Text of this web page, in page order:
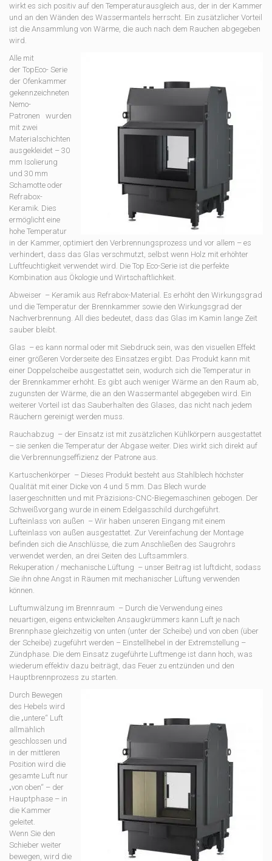
wirkt es sich positiv auf den Temperaturausgleich aus, der in der Kammer
und an den Wänden des Wassermantels herrscht. Ein zusätzlicher Vorteil
ist die Ansammlung von Wärme, die auch nach dem Rauchen abgegeben
wird.
Alle mit
der TopEco- Serie
der Ofenkammer
gekennzeichneten
Nemo-
Patronen wurden
mit zwei
Materialschichten
ausgekleidet – 30
mm Isolierung
und 30 mm
Schamotte oder
Refrabox-
Keramik. Dies
ermöglicht eine
hohe Temperatur
in der Kammer, optimiert den Verbrennungsprozess und vor allem – es
verhindert, dass das Glas verschmutzt, selbst wenn Holz mit erhöhter
Luftfeuchtigkeit verwendet wird. Die Top Eco-Serie ist die perfekte
Kombination aus Ökologie und Wirtschaftlichkeit.
Abweiser – Keramik aus Refrabox-Material. Es erhöht den Wirkungsgrad
und die Temperatur der Brennkammer sowie den Wirkungsgrad der
Nachverbrennung. All dies bedeutet, dass das Glas im Kamin lange Zeit
sauber bleibt.
Glas – es kann normal oder mit Siebdruck sein, was den visuellen Effekt
einer größeren Vorderseite des Einsatzes ergibt. Das Produkt kann mit
einer Doppelscheibe ausgestattet sein, wodurch sich die Temperatur in
der Brennkammer erhöht. Es gibt auch weniger Wärme an den Raum ab,
zugunsten der Wärme, die an den Wassermantel abgegeben wird. Ein
weiterer Vorteil ist das Sauberhalten des Glases, das nicht nach jedem
Räuchern gereinigt werden muss.
Rauchabzug – der Einsatz ist mit zusätzlichen Kühlkörpern ausgestattet
– sie senken die Temperatur der Abgase weiter. Dies wirkt sich direkt auf
die Verbrennungseffizienz der Patrone aus.
Kartuschenkörper – Dieses Produkt besteht aus Stahlblech höchster
Qualität mit einer Dicke von 4 und 5 mm. Das Blech wurde
lasergeschnitten und mit Präzisions-CNC-Biegemaschinen gebogen. Der
Schweißvorgang wurde in einem Edelgasschild durchgeführt.
Lufteinlass von außen – Wir haben unseren Eingang mit einem
Lufteinlass von außen ausgestattet. Zur Vereinfachung der Montage
befinden sich die Anschlüsse, die zum Anschließen des Saugrohrs
verwendet werden, an drei Seiten des Luftsammlers.
Rekuperation / mechanische Lüftung – unser Beitrag ist luftdicht, sodass
Sie ihn ohne Angst in Räumen mit mechanischer Lüftung verwenden
können.
Luftumwälzung im Brennraum – Durch die Verwendung eines
neuartigen, eigens entwickelten Ansaugkrümmers kann Luft je nach
Brennphase gleichzeitig von unten (unter der Scheibe) und von oben (über
der Scheibe) zugeführt werden – Einstellhebel in der Extremstellung –
Zündphase. Die dem Einsatz zugeführte Luftmenge ist dann hoch, was
wiederum effektiv dazu beiträgt, das Feuer zu entzünden und den
Hauptbrennprozess zu starten.
Durch Bewegen
des Hebels wird
die „untere“ Luft
allmählich
geschlossen und
in der mittleren
Position wird die
gesamte Luft nur
„von oben“ – der
Hauptphase – in
die Kammer
geleitet.
Wenn Sie den
Schieber weiter
bewegen, wird die